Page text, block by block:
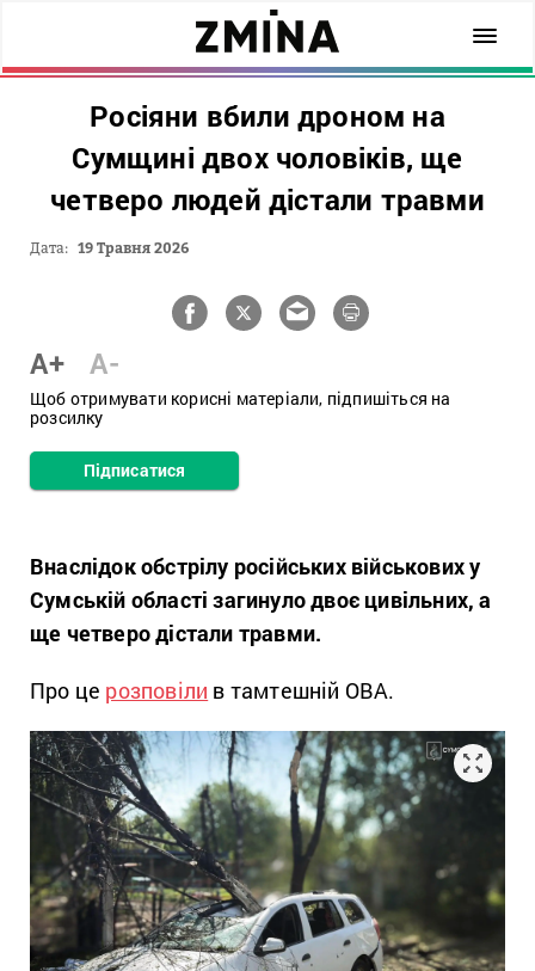
Росіяни вбили дроном на
Сумщині двох чоловіків, ще
четверо людей дістали травми
Дата: 19 Травня 2026
A+ A-
Щоб отримувати корисні матеріали, підпишіться на
розсилку
Підписатися
Внаслідок обстрілу російських військових у
Сумській області загинуло двоє цивільних, а
ще четверо дістали травми.
Про це розповіли в тамтешній ОВА.